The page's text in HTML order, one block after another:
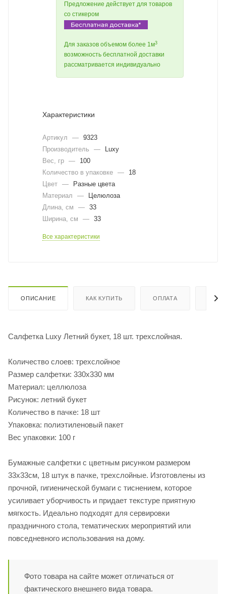
Предложение действует для товаров
со стикером
Для заказов объемом более 1м3
возможность бесплатной доставки
рассматривается индивидуально
Характеристики
Артикул — 9323
Производитель
—
Luxy
Вес, гр —
100
Количество в упаковке —
18
Цвет —
Разные цвета
Материал
—
Целюлоза
Длина, cм
— 33
Ширина, cм
— 33
Все характеристики
ОПИСАНИЕ КАК КУПИТЬ ОПЛАТА
Салфетка Luxy Летний букет, 18 шт. трехслойная.
Количество слоев: трехслойное
Размер салфетки: 330х330 мм
Материал: целлюлоза
Рисунок: летний букет
Количество в пачке: 18 шт
Упаковка: полиэтиленовый пакет
Вес упаковки: 100 г
Бумажные салфетки с цветным рисунком размером
33х33см, 18 штук в пачке, трехслойные. Изготовлены из
прочной, гигиенической бумаги с тиснением, которое
усиливает уборчивость и придает текстуре приятную
мягкость. Идеально подходят для сервировки
праздничного стола, тематических мероприятий или
повседневного использования на дому.
Фото товара на сайте может отличаться от
фактического внешнего вида товара.